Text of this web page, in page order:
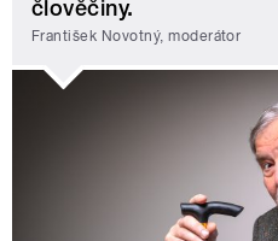
člověčiny.
František Novotný, moderátor